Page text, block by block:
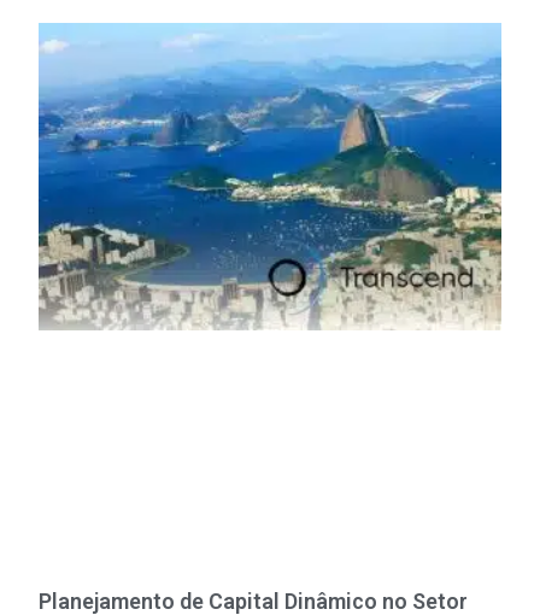
insumo, a sucata, devido, sobretudo, ao interesse chinês
pela matéria-prima.
Planejamento de Capital Dinâmico no Setor